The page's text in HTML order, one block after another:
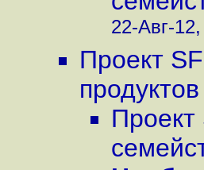
22-Авг-
Проект